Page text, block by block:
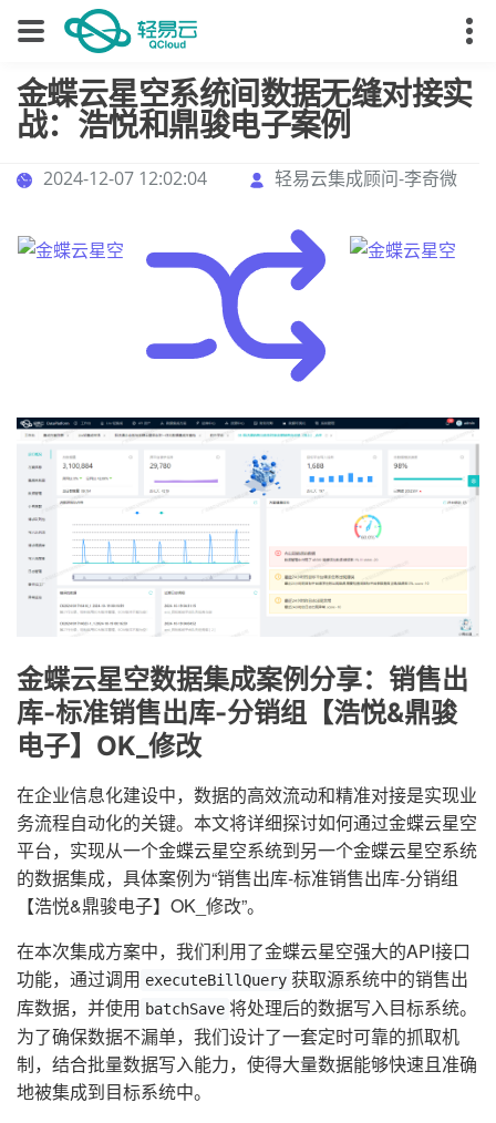
金蝶云星空系统间数据无缝对接实
战：浩悦和鼎骏电子案例
2024-12-07 12:02:04 轻易云集成顾问-李奇微
金蝶云星空数据集成案例分享：销售出
库-标准销售出库-分销组【浩悦&鼎骏
电子】OK_修改
在企业信息化建设中，数据的高效流动和精准对接是实现业
务流程自动化的关键。本文将详细探讨如何通过金蝶云星空
平台，实现从一个金蝶云星空系统到另一个金蝶云星空系统
的数据集成，具体案例为“销售出库-标准销售出库-分销组
【浩悦&鼎骏电子】OK_修改”。
在本次集成方案中，我们利用了金蝶云星空强大的API接口
功能，通过调用 executeBillQuery 获取源系统中的销售出
库数据，并使用 batchSave 将处理后的数据写入目标系统。
为了确保数据不漏单，我们设计了一套定时可靠的抓取机
制，结合批量数据写入能力，使得大量数据能够快速且准确
地被集成到目标系统中。